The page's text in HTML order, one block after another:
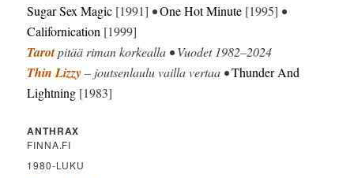
Sugar Sex Magic [1991] •One Hot Minute [1995] •
Californication [1999]
Tarotpitää riman korkealla • Vuodet 1982–2024
Thin Lizzy– joutsenlaulu vailla vertaa •Thunder And
Lightning [1983]
ANTHRAX
FINNA.FI
1980-LUKU